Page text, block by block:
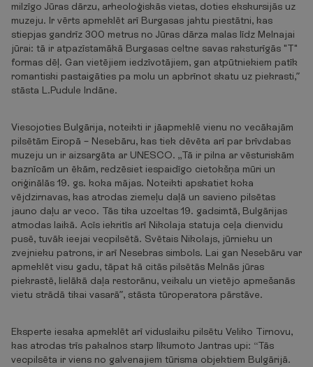
milzīgo Jūras dārzu, arheoloģiskās vietas, doties ekskursijās uz
muzeju. Ir vērts apmeklēt arī Burgasas jahtu piestātni, kas
stiepjas gandrīz 300 metrus no Jūras dārza malas līdz Melnajai
jūrai: tā ir atpazīstamākā Burgasas celtne savas raksturīgās "T"
formas dēļ. Gan vietējiem iedzīvotājiem, gan atpūtniekiem patīk
romantiski pastaigāties pa molu un apbrīnot skatu uz piekrasti,”
stāsta L.Pudule Indāne.
Viesojoties Bulgārija, noteikti ir jāapmeklē vienu no vecākajām
pilsētām Eiropā – Nesebāru, kas tiek dēvēta arī par brīvdabas
muzeju un ir aizsargāta ar UNESCO. „Tā ir pilna ar vēsturiskām
baznīcām un ēkām, redzēsiet iespaidīgo cietokšņa mūri un
oriģinālās 19. gs. koka mājas. Noteikti apskatiet koka
vējdzirnavas, kas atrodas ziemeļu daļā un savieno pilsētas
jauno daļu ar veco. Tās tika uzceltas 19. gadsimtā, Bulgārijas
atmodas laikā. Acīs iekritīs arī Nikolaja statuja ceļa dienvidu
pusē, tuvāk ieejai vecpilsētā. Svētais Nikolajs, jūrnieku un
zvejnieku patrons, ir arī Nesebras simbols. Lai gan Nesebāru var
apmeklēt visu gadu, tāpat kā citās pilsētās Melnās jūras
piekrastē, lielākā daļa restorānu, veikalu un vietējo apmešanās
vietu strādā tikai vasarā”, stāsta tūroperatora pārstāve.
Eksperte iesaka apmeklēt arī viduslaiku pilsētu Veliko Tirnovu,
kas atrodas trīs pakalnos starp līkumoto Jantras upi: “Tās
vecpilsēta ir viens no galvenajiem tūrisma objektiem Bulgārijā.